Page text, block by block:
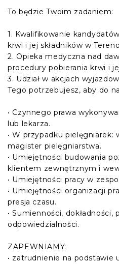
To będzie Twoim zadaniem:
1. Kwalifikowanie
krwi i jej składników w
2. Opieka medyczna nad
procedury pobierania krwi i
3. Udział w akcjach
Tego potrzebujesz, aby do
• Czynnego prawa
lub lekarza.
• W przypadku pielęgniarek:
magister pielęgniarstwa.
• Umiejętności budowania
klientem zewnętrznym i
• Umiejętności pracy w
• Umiejętności organizacji
presja czasu.
• Sumienności, dokładności,
odpowiedzialności.
ZAPEWNIAMY:
• zatrudnienie na podstawie